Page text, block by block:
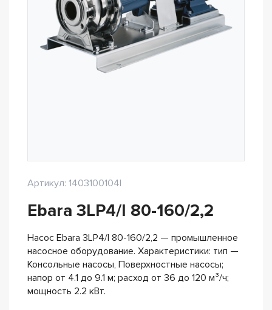
Артикул: 1403100104I
Ebara 3LP4/I 80-160/2,2
Насос Ebara 3LP4/I 80-160/2,2 — промышленное
насосное оборудование. Характеристики: тип —
Консольные насосы, Поверхностные насосы;
напор от 4.1 до 9.1 м; расход от 36 до 120 м³/ч;
мощность 2.2 кВт.